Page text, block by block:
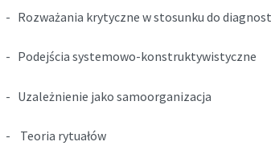
- Rozważania krytyczne w stosunku do
- Podejścia systemowo-konstruktywistyczne
- Uzależnienie jako samoorganizacja
- Teoria rytuałów